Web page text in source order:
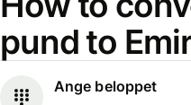
pund to
Ange beloppet